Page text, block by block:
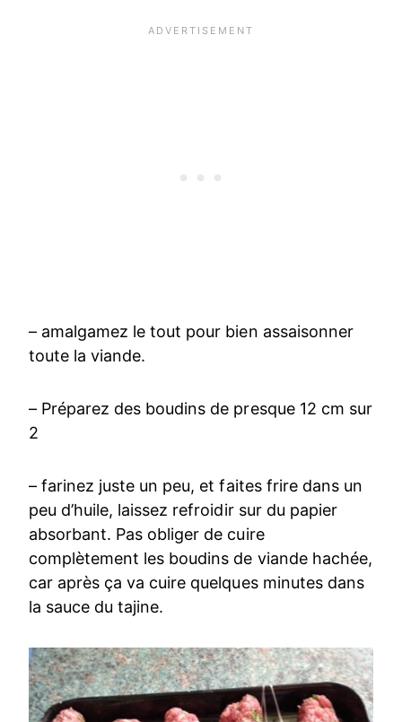
– amalgamez le tout pour bien assaisonner
toute la viande.
– Préparez des boudins de presque 12 cm sur
2
– farinez juste un peu, et faites frire dans un
peu d’huile, laissez refroidir sur du papier
absorbant. Pas obliger de cuire
complètement les boudins de viande hachée,
car après ça va cuire quelques minutes dans
la sauce du tajine.